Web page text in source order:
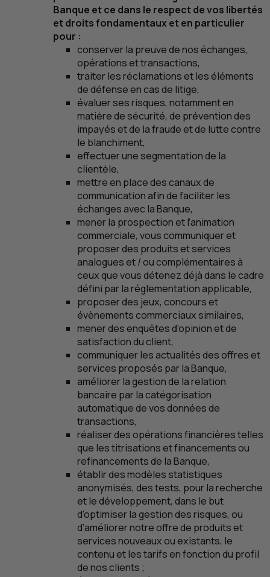
Banque et ce dans le respect de vos libertés
et droits fondamentaux et en particulier
pour :
conserver la preuve de nos échanges,
opérations et transactions,
traiter les réclamations et les éléments
de défense en cas de litige,
évaluer ses risques, notamment en
matière de sécurité, de prévention des
impayés et de la fraude et de lutte contre
le blanchiment,
effectuer une segmentation de la
clientèle,
mettre en place des canaux de
communication afin de faciliter les
échanges avec la Banque,
mener la prospection et l’animation
commerciale, vous communiquer et
proposer des produits et services
analogues et / ou complémentaires à
ceux que vous détenez déjà dans le cadre
défini par la réglementation applicable,
proposer des jeux, concours et
évènements commerciaux similaires,
mener des enquêtes d’opinion et de
satisfaction du client,
communiquer les actualités des offres et
services proposés par la Banque,
améliorer la gestion de la relation
bancaire par la catégorisation
automatique de vos données de
transactions,
réaliser des opérations financières telles
que les titrisations et financements ou
refinancements de la Banque,
établir des modèles statistiques
anonymisés, des tests, pour la recherche
et le développement, dans le but
d’optimiser la gestion des risques, ou
d’améliorer notre offre de produits et
services nouveaux ou existants, le
contenu et les tarifs en fonction du profil
de nos clients ;